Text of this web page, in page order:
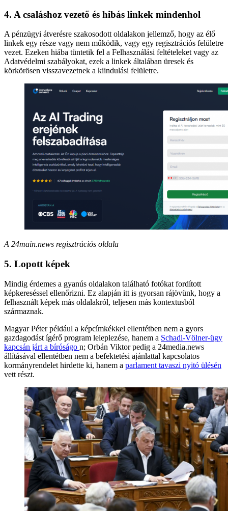
4. A csaláshoz vezető és hibás linkek mindenhol
A pénzügyi átverésre szakosodott oldalakon jellemző, hogy az élő
linkek egy része vagy nem működik, vagy egy regisztrációs felületre
vezet. Ezeken hiába tüntetik fel a Felhasználási feltételeket vagy az
Adatvédelmi szabályokat, ezek a linkek általában üresek és
körkörösen visszavezetnek a kiindulási felületre.
A 24main.news regisztrációs oldala
5. Lopott képek
Mindig érdemes a gyanús oldalakon található fotókat fordított
képkereséssel ellenőrizni. Ez alapján itt is gyorsan rájövünk, hogy a
felhasznált képek más oldalakról, teljesen más kontextusból
származnak.
Magyar Péter például a képcímkékkel ellentétben nem a gyors
gazdagodást ígérő program leleplezése, hanem a Schadl-Völner-ügy
kapcsán járt a bíróságo n; Orbán Viktor pedig a 24media.news
állításával ellentétben nem a befektetési ajánlattal kapcsolatos
kormányrendelet hirdette ki, hanem a parlament tavaszi nyitó ülésén
vett részt.